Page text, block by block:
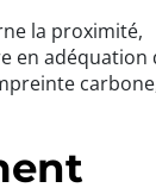
la proximité,
en adéquation